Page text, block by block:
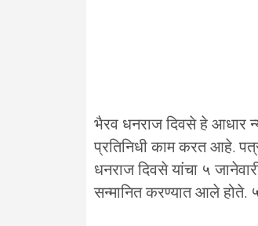
भैरव धनराज दिवसे हे आधार
प्रतिनिधी काम करत आहे.
धनराज दिवसे यांचा ५
सन्मानित करण्यात आले होते.